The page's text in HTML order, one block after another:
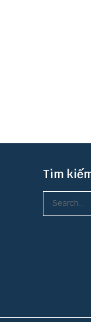
Tìm